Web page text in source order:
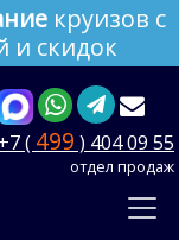
круизов с
и скидок
+7 ( 499 ) 404 09 55
отдел продаж